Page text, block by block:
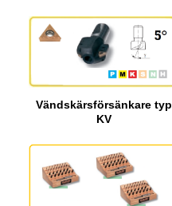
Vändskärsförsänkare typ
KV